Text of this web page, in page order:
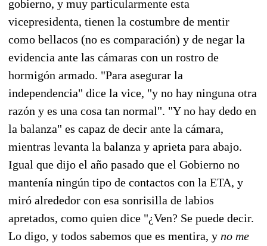
gobierno, y muy particularmente esta
vicepresidenta, tienen la costumbre de mentir
como bellacos (no es comparación) y de negar la
evidencia ante las cámaras con un rostro de
hormigón armado. "Para asegurar la
independencia" dice la vice, "y no hay ninguna otra
razón y es una cosa tan normal". "Y no hay dedo en
la balanza" es capaz de decir ante la cámara,
mientras levanta la balanza y aprieta para abajo.
Igual que dijo el año pasado que el Gobierno no
mantenía ningún tipo de contactos con la ETA, y
miró alrededor con esa sonrisilla de labios
apretados, como quien dice "¿Ven? Se puede decir.
Lo digo, y todos sabemos que es mentira, y no me